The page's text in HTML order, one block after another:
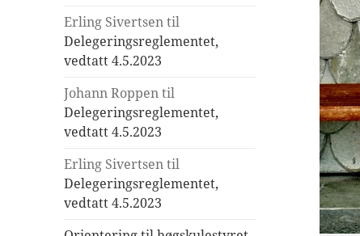
Erling Sivertsentil
Delegeringsreglementet,
vedtatt 4.5.2023
Johann Roppentil
Delegeringsreglementet,
vedtatt 4.5.2023
Erling Sivertsentil
Delegeringsreglementet,
vedtatt 4.5.2023